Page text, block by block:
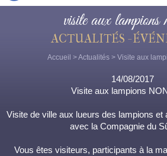
visite aux lampions
ACTUALITÉS -
Accueil >Actualités > Visite aux
14/08/2017
Visite aux lampions
Visite de ville aux lueurs des lampions et
avec la Compagnie du
Vous êtes visiteurs, participants à la